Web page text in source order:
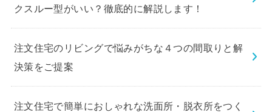
クスルー型がいい？徹底的に解説します！
注文住宅のリビングで悩みがちな４つの間取りと解
決策をご提案
注文住宅で簡単におしゃれな洗面所・脱衣所をつく